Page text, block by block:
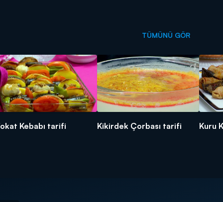
TÜMÜNÜ GÖR
Kebabı tarifi Kikirdek Çorbası tarifi Kuru